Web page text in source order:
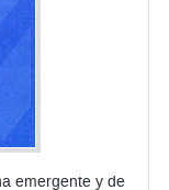
emergente y de
interés de un
de las ciencias
en castellano ...